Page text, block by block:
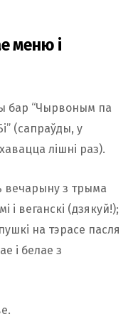
меню і
бар “Чырвоным па
(сапраўды, у
лішні раз).
з трыма
і веганскі (дзякуй!);
на тэрасе пасля
і белае з